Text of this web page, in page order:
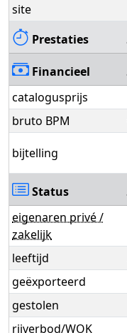
site
Prestaties
Financieel
catalogusprijs
bruto BPM
bijtelling
Status
eigenaren privé /
zakelijk
leeftijd
geëxporteerd
gestolen
rijverbod/WOK